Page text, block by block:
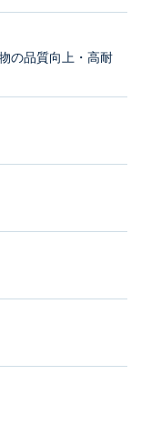
の品質向上・高耐